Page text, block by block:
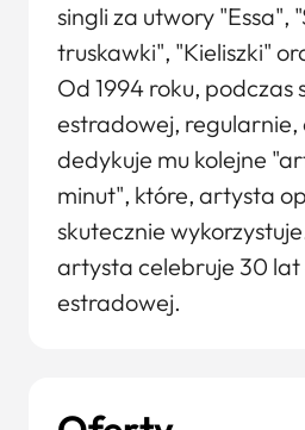
singli za utwory "Essa",
truskawki", "Kieliszki"
Od 1994 roku, podczas
estradowej, regularnie,
dedykuje mu kolejne
minut", które, artysta
skutecznie
artysta celebruje 30 lat
estradowej.